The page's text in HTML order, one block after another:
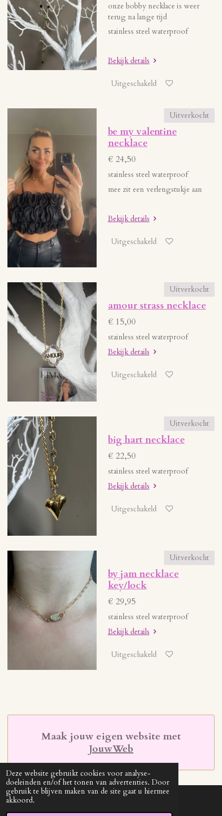
Deze website gebruikt cookies voor analyse-
doeleinden en/of het tonen van advertenties. Door
gebruik te blijven maken van de site gaat u hiermee
akkoord.
onze bobby necklace is weer
terug na lange tijd
stainless steel waterproof
Bekijk details
Uitgeschakeld
Uitverkocht
be my valentine
necklace
€ 24,50
stainless steel waterproof
mee zit een verlengstukje aan
Bekijk details
Uitgeschakeld
Uitverkocht
amour strass necklace
€ 15,00
stainless steel waterproof
Bekijk details
Uitgeschakeld
Uitverkocht
big hart necklace
€ 22,50
stainless steel waterproof
Bekijk details
Uitgeschakeld
Uitverkocht
by jam necklace
key/lock
€ 29,95
stainless steel waterproof
Bekijk details
Uitgeschakeld
Maak jouw eigen website met
JouwWeb
© 2021 - 2026 kimenjindy